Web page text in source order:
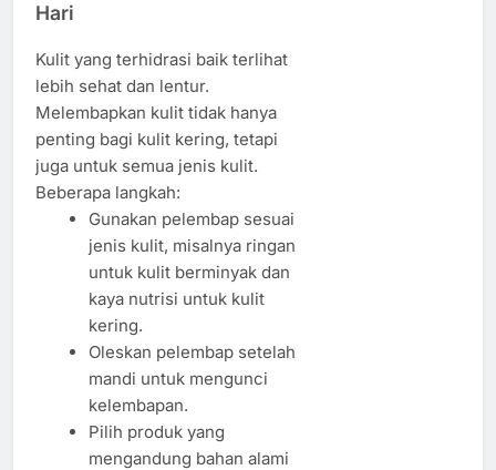
Hari
Kulit yang terhidrasi baik terlihat
lebih sehat dan lentur.
Melembapkan kulit tidak hanya
penting bagi kulit kering, tetapi
juga untuk semua jenis kulit.
Beberapa langkah:
Gunakan pelembap sesuai
jenis kulit, misalnya ringan
untuk kulit berminyak dan
kaya nutrisi untuk kulit
kering.
Oleskan pelembap setelah
mandi untuk mengunci
kelembapan.
Pilih produk yang
mengandung bahan alami